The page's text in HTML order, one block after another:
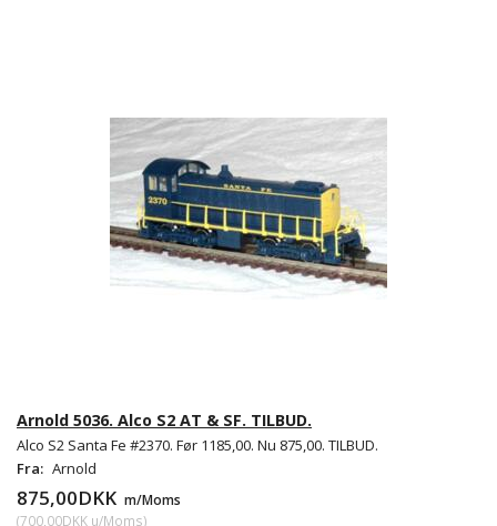
Arnold 5036. Alco S2 AT & SF. TILBUD.
Alco S2 Santa Fe #2370. Før 1185,00. Nu 875,00. TILBUD.
Fra: Arnold
875,00DKK m/Moms
(700,00DKK u/Moms)